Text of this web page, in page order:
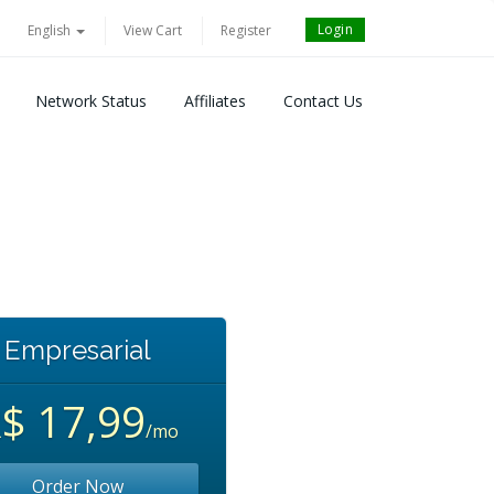
English View Cart Register Login
Network Status Affiliates Contact Us
Empresarial
17,99/mo
Order Now